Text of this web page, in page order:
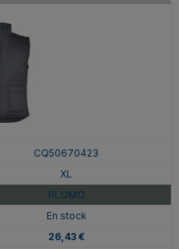
CQ50670423
XL
PLOMO
En stock
26,43 €